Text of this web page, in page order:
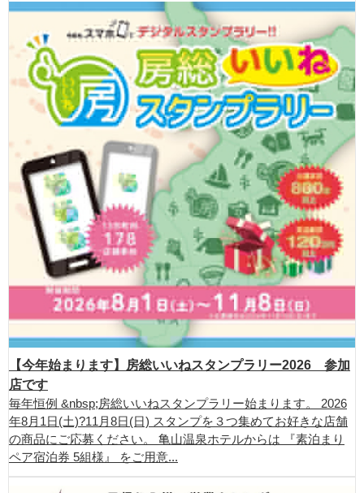
【今年始まります】房総いいねスタンプラリー2026 参加
店です
毎年恒例 &nbsp;房総いいねスタンプラリー始まります。 2026
年8月1日(土)?11月8日(日) スタンプを３つ集めてお好きな店舗
の商品にご応募ください。 亀山温泉ホテルからは 『素泊まり
ペア宿泊券 5組様』 をご用意...